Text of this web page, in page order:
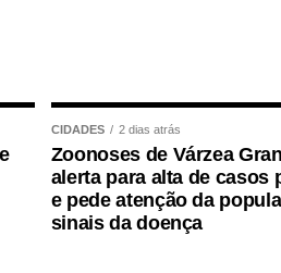
Prefeitura destacou que a
já havia sido informada
CIDADES 2 dias atrás
Zoonoses de Várzea
alerta para alta de casos
e pede atenção da
sinais da doença